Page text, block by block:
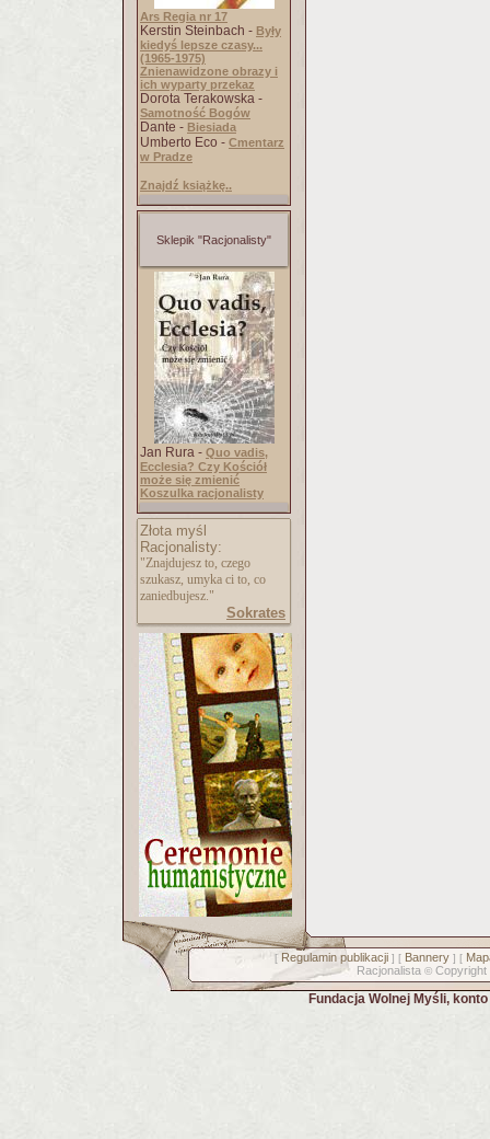
Ars Regia nr 17
Kerstin Steinbach - Były
kiedyś lepsze czasy...
(1965-1975)
Znienawidzone obrazy i
ich wyparty przekaz
Dorota Terakowska -
Samotność Bogów
Dante - Biesiada
Umberto Eco - Cmentarz
w Pradze
Znajdź książkę..
Sklepik "Racjonalisty"
Jan Rura - Quo vadis,
Ecclesia? Czy Kościół
może się zmienić
Koszulka racjonalisty
Złota myśl
Racjonalisty:
"Znajdujesz to, czego
szukasz, umyka ci to, co
zaniedbujesz."
Sokrates
[ Regulamin publikacji] [ Bannery] [
Racjonalista © Copyright
Fundacja Wolnej Myśli,